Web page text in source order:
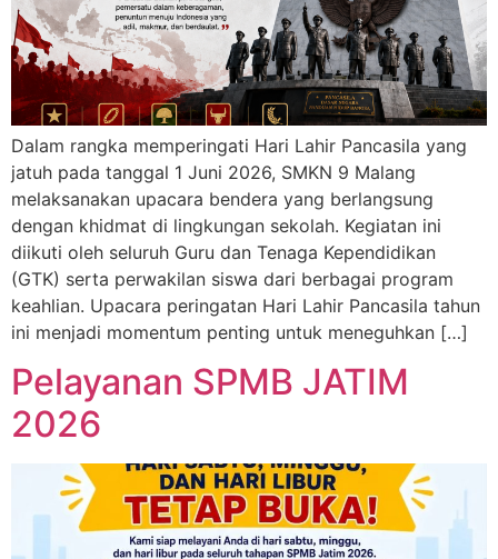
Dalam rangka memperingati Hari Lahir Pancasila yang
jatuh pada tanggal 1 Juni 2026, SMKN 9 Malang
melaksanakan upacara bendera yang berlangsung
dengan khidmat di lingkungan sekolah. Kegiatan ini
diikuti oleh seluruh Guru dan Tenaga Kependidikan
(GTK) serta perwakilan siswa dari berbagai program
keahlian. Upacara peringatan Hari Lahir Pancasila tahun
ini menjadi momentum penting untuk meneguhkan […]
Pelayanan SPMB JATIM
2026